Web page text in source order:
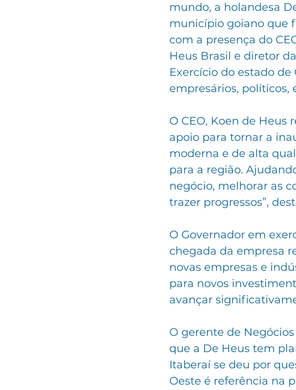
mundo, a holandesa
município goiano que
com a presença do
Heus Brasil e diretor
Exercício do estado
empresários, políticos,
O CEO, Koen de Heus
apoio para tornar a
moderna e de alta
para a região.
negócio, melhorar as
trazer progressos”,
O Governador em
chegada da empresa
novas empresas e
para novos
avançar
O gerente de
que a De Heus tem
Itaberaí se deu por
Oeste é referência na